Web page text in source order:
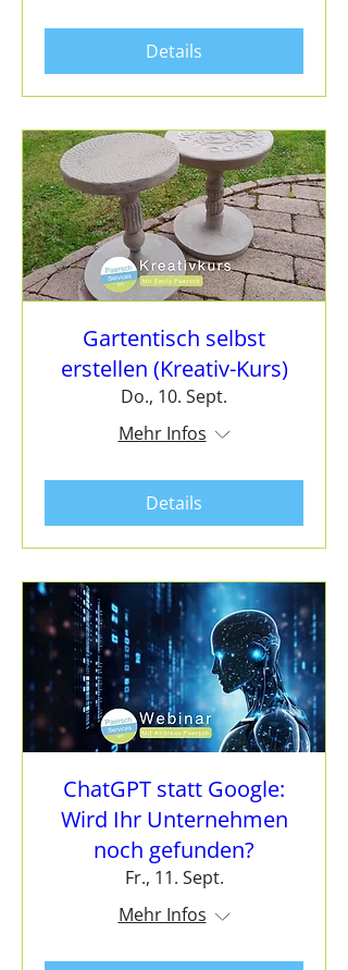
Details
Gartentisch selbst
erstellen (Kreativ-Kurs)
Do., 10. Sept.
Mehr Infos
Details
ChatGPT statt Google:
Wird Ihr Unternehmen
noch gefunden?
Fr., 11. Sept.
Mehr Infos